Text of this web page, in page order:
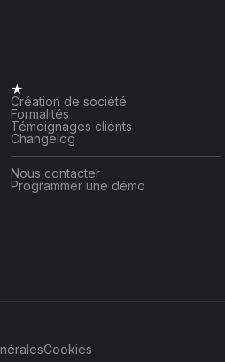
★
Création de société
Formalités
Témoignages clients
Changelog
Nous contacter
Programmer une démo
Cookies